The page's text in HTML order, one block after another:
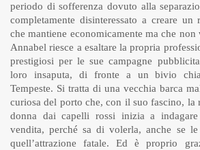
periodo di sofferenza dovuto alla
completamente disinteressato a creare
che mantiene economicamente ma che non
Annabel riesce a esaltare la propria
prestigiosi per le sue campagne
loro insaputa, di fronte a un bivio
Tempeste. Si tratta di una vecchia barca
curiosa del porto che, con il suo fascino, la
donna dai capelli rossi inizia a
vendita, perché sa di volerla, anche se
quell’attrazione fatale. Ed è proprio